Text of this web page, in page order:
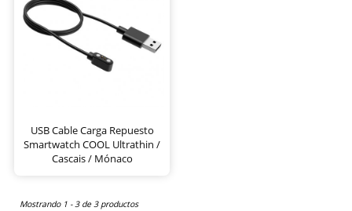
USB Cable Carga Repuesto
Smartwatch COOL Ultrathin /
Cascais / Mónaco
Mostrando 1 - 3 de 3 productos